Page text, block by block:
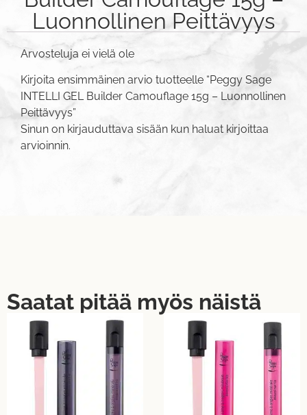
Luonnollinen Peittävyys
Arvosteluja ei vielä ole
Kirjoita ensimmäinen arvio tuotteelle “Peggy Sage
INTELLI GEL Builder Camouflage 15g – Luonnollinen
Peittävyys”
Sinun on kirjauduttava sisään kun haluat kirjoittaa
arvioinnin.
Saatat pitää myös näistä